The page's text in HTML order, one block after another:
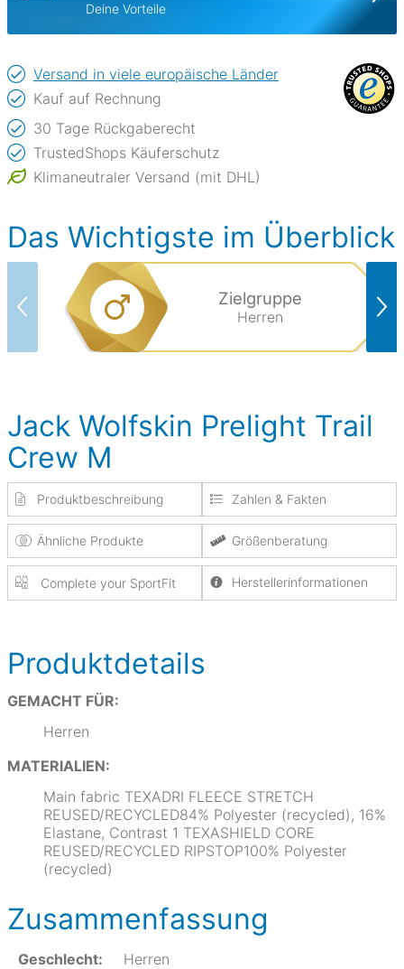
Deine Vorteile
Versand in viele europäische Länder
Kauf auf Rechnung
30 Tage Rückgaberecht
TrustedShops Käuferschutz
Klimaneutraler Versand (mit DHL)
Das Wichtigste im Überblick
Zielgruppe
Herren
Jack Wolfskin Prelight Trail
Crew M
Produktbeschreibung Zahlen & Fakten
Ähnliche Produkte Größenberatung
Complete your SportFit Herstellerinformationen
Produktdetails
GEMACHT FÜR:
Herren
MATERIALIEN:
Main fabric TEXADRI FLEECE STRETCH
REUSED/RECYCLED84% Polyester (recycled), 16%
Elastane, Contrast 1 TEXASHIELD CORE
REUSED/RECYCLED RIPSTOP100% Polyester
(recycled)
Zusammenfassung
Geschlecht:
Herren